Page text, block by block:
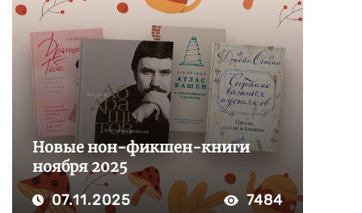
Новые нон-фикшен-книги
ноября 2025
07.11.2025 7484